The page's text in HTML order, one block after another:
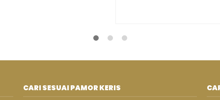
CARI SESUAI PAMOR KERIS